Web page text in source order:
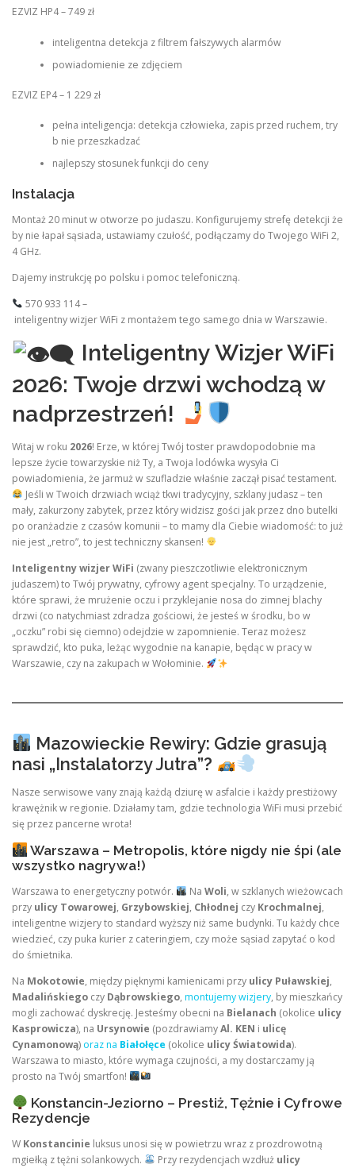
EZVIZ HP4 – 749 zł
inteligentna detekcja z filtrem fałszywych alarmów
powiadomienie ze zdjęciem
EZVIZ EP4 – 1 229 zł
pełna inteligencja: detekcja człowieka, zapis przed ruchem, try
b nie przeszkadzać
najlepszy stosunek funkcji do ceny
Instalacja
Montaż 20 minut w otworze po judaszu. Konfigurujemy strefę detekcji że
by nie łapał sąsiada, ustawiamy czułość, podłączamy do Twojego WiFi 2,
4 GHz.
Dajemy instrukcję po polsku i pomoc telefoniczną.
570 933 114 –
inteligentny wizjer WiFi z montażem tego samego dnia w Warszawie.
Inteligentny Wizjer WiFi
2026: Twoje drzwi wchodzą w
nadprzestrzeń!
Witaj w roku 2026! Erze, w której Twój toster prawdopodobnie ma
lepsze życie towarzyskie niż Ty, a Twoja lodówka wysyła Ci
powiadomienia, że jarmuż w szufladzie właśnie zaczął pisać testament.
Jeśli w Twoich drzwiach wciąż tkwi tradycyjny, szklany judasz – ten
mały, zakurzony zabytek, przez który widzisz gości jak przez dno butelki
po oranżadzie z czasów komunii – to mamy dla Ciebie wiadomość: to już
nie jest „retro”, to jest techniczny skansen!
Inteligentny wizjer WiFi (zwany pieszczotliwie elektronicznym
judaszem) to Twój prywatny, cyfrowy agent specjalny. To urządzenie,
które sprawi, że mrużenie oczu i przyklejanie nosa do zimnej blachy
drzwi (co natychmiast zdradza gościowi, że jesteś w środku, bo w
„oczku” robi się ciemno) odejdzie w zapomnienie. Teraz możesz
sprawdzić, kto puka, leżąc wygodnie na kanapie, będąc w pracy w
Warszawie, czy na zakupach w Wołominie.
Mazowieckie Rewiry: Gdzie grasują
nasi „Instalatorzy Jutra”?
Nasze serwisowe vany znają każdą dziurę w asfalcie i każdy prestiżowy
krawężnik w regionie. Działamy tam, gdzie technologia WiFi musi przebić
się przez pancerne wrota!
Warszawa – Metropolis, które nigdy nie śpi (ale
wszystko nagrywa!)
Warszawa to energetyczny potwór. Na Woli, w szklanych wieżowcach
przy ulicy Towarowej, Grzybowskiej, Chłodnej czy Krochmalnej,
inteligentne wizjery to standard wyższy niż same budynki. Tu każdy chce
wiedzieć, czy puka kurier z cateringiem, czy może sąsiad zapytać o kod
do śmietnika.
Na Mokotowie, między pięknymi kamienicami przy ulicy Puławskiej,
Madalińskiego czy Dąbrowskiego, montujemy wizjery, by mieszkańcy
mogli zachować dyskrecję. Jesteśmy obecni na Bielanach (okolice ulicy
Kasprowicza), na Ursynowie (pozdrawiamyAl. KEN i ulicę
Cynamonową) oraz na Białołęce (okolice ulicy Światowida).
Warszawa to miasto, które wymaga czujności, a my dostarczamy ją
prosto na Twój smartfon!
Konstancin-Jeziorno – Prestiż, Tężnie i Cyfrowe
Rezydencje
W Konstancinie luksus unosi się w powietrzu wraz z prozdrowotną
mgiełką z tężni solankowych.
Przy rezydencjach wzdłuż ulicy